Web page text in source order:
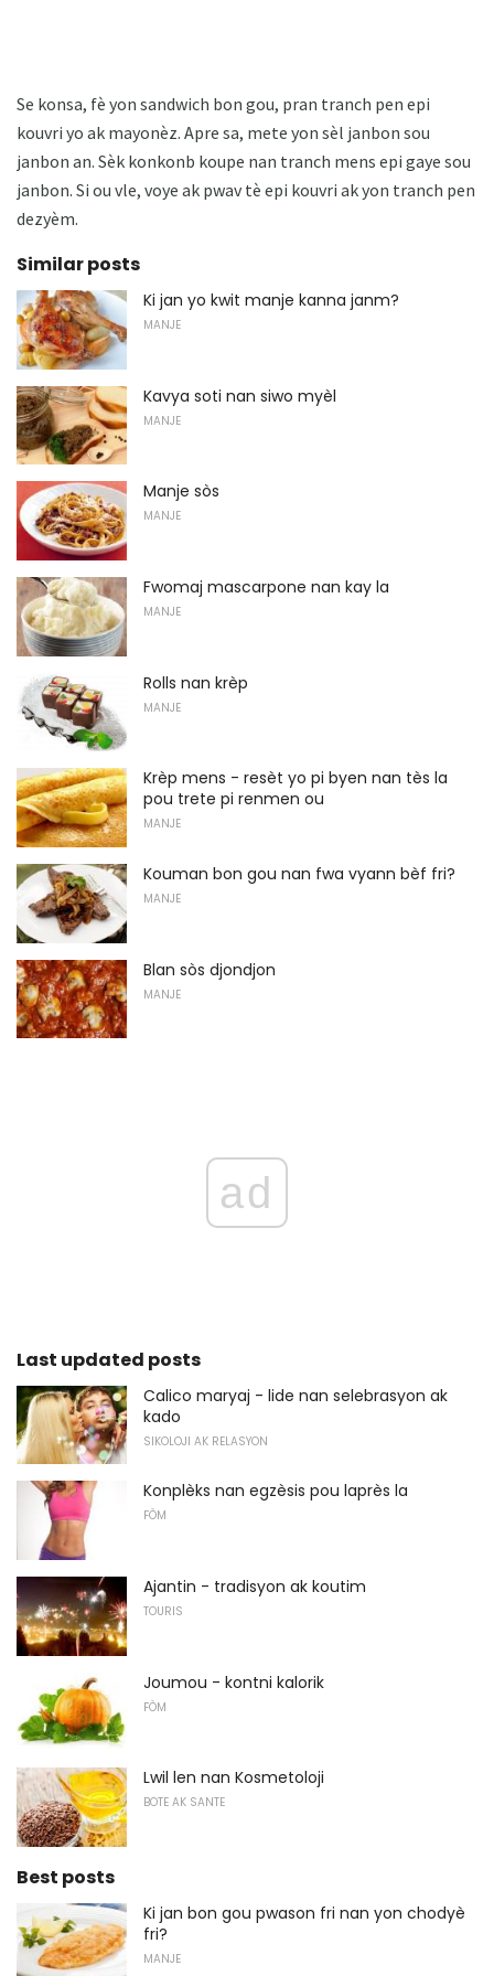
Se konsa, fè yon sandwich bon gou, pran tranch pen epi
kouvri yo ak mayonèz. Apre sa, mete yon sèl janbon sou
janbon an. Sèk konkonb koupe nan tranch mens epi gaye sou
janbon. Si ou vle, voye ak pwav tè epi kouvri ak yon tranch pen
dezyèm.
Similar posts
Ki jan yo kwit manje kanna janm?
MANJE
Kavya soti nan siwo myèl
MANJE
Manje sòs
MANJE
Fwomaj mascarpone nan kay la
MANJE
Rolls nan krèp
MANJE
Krèp mens - resèt yo pi byen nan tès la
pou trete pi renmen ou
MANJE
Kouman bon gou nan fwa vyann bèf fri?
MANJE
Blan sòs djondjon
MANJE
ad
Last updated posts
Calico maryaj - lide nan selebrasyon ak
kado
SIKOLOJI AK RELASYON
Konplèks nan egzèsis pou laprès la
FÒM
Ajantin - tradisyon ak koutim
TOURIS
Joumou - kontni kalorik
FÒM
Lwil len nan Kosmetoloji
BOTE AK SANTE
Best posts
Ki jan bon gou pwason fri nan yon chodyè
fri?
MANJE